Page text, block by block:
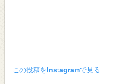
この投稿をInstagramで見る